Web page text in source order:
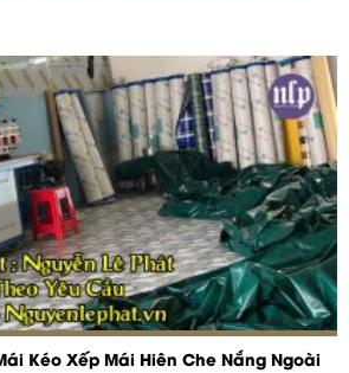
Kéo Xếp Mái Hiên Che Nắng Ngoài